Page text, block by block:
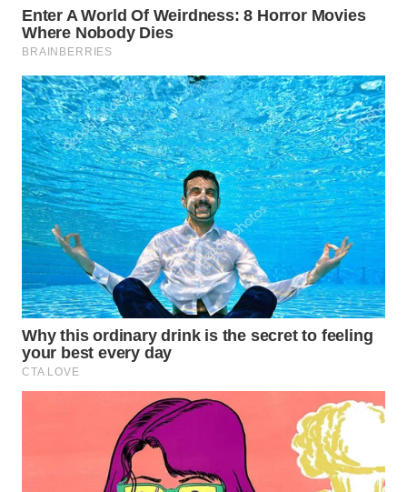
TAPANULI
SELATAN
WN
TANJUNG
LESUNG
WN
KARO
WN
SIMALUNGUN
WN
LABUHANBATU
WN
TAPANULI